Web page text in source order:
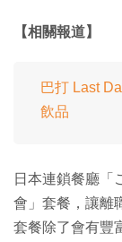
【相關報道】
巴打 Last
飲品
日本連鎖餐廳「
會」套餐，讓離
套餐除了會有豐